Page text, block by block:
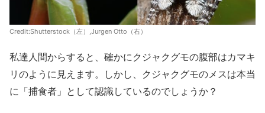
Credit:Shutterstock（左）,Jurgen Otto（右）
私達人間からすると、確かにクジャクグモの腹部はカマキ
リのように見えます。しかし、クジャクグモのメスは本当
に「捕食者」として認識しているのでしょうか？